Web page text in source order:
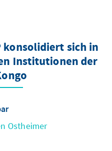
konsolidiert sich in
Institutionen der
Ostheimer